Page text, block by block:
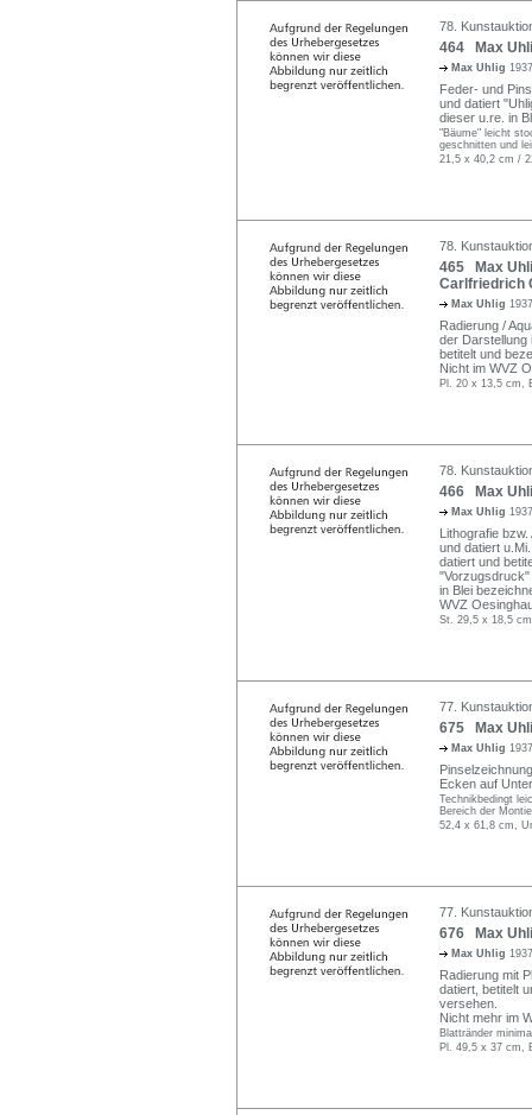
78.
464 Max
Max Uhlig
Feder- und
und datiert
dieser u.re. in
"Bäume" leicht
geschnitten und
21,5 x 40,2 cm /
78.
465 Max
Carlfriedrich
Max Uhlig
Radierung /
der Darstellung
betitelt und
Nicht im WVZ
Pl. 20 x 13,5 cm,
78.
466 Max
Max Uhlig
Lithografie
und datiert
datiert und
"Vorzugsdruck"
in Blei
WVZ
St. 29,5 x 18,5
77.
675 Max
Max Uhlig
Ecken auf
Technikbedingt
Bereich der
52,4 x 61,8 cm,
77.
676 Max
Max Uhlig
Radierung mit
datiert, betitelt
versehen.
Nicht mehr im
Blattränder
Pl. 49,5 x 37 cm,